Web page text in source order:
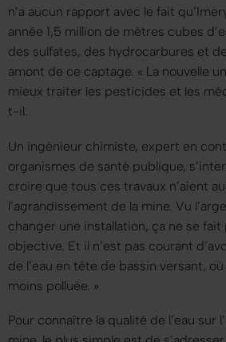
n’a aucun rapport avec le fait
année 1,5 million de mètres cubes
des sulfates, des hydrocarbures et
amont de ce captage. « La nouvelle
mieux traiter les pesticides et les
t-il.
Un ingénieur chimiste, expert en
organismes de santé publique,
croire que tous ces travaux n’aient
l’agrandissement de la mine. Vu
changer une installation, ça ne se fait
objective. Et il n’est pas courant
de l’eau en tête de bassin versant,
moins polluée. »
Pour connaître la qualité de l’eau sur